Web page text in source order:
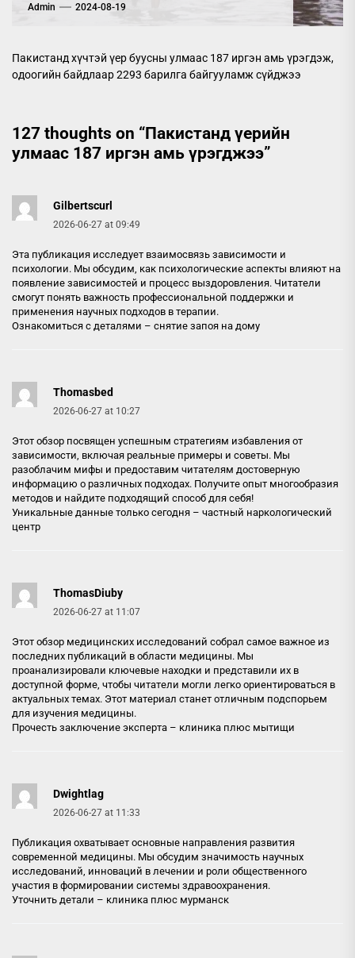
Admin 2024-08-19
Пакистанд хүчтэй үер буусны улмаас 187 иргэн амь үрэгдэж,
одоогийн байдлаар 2293 барилга байгууламж сүйджээ
127 thoughts on “Пакистанд үерийн
улмаас 187 иргэн амь үрэгджээ”
Gilbertscurl
2026-06-27 at 09:49
Эта публикация исследует взаимосвязь зависимости и
психологии. Мы обсудим, как психологические аспекты влияют на
появление зависимостей и процесс выздоровления. Читатели
смогут понять важность профессиональной поддержки и
применения научных подходов в терапии.
Ознакомиться с деталями – снятие запоя на дому
Thomasbed
2026-06-27 at 10:27
Этот обзор посвящен успешным стратегиям избавления от
зависимости, включая реальные примеры и советы. Мы
разоблачим мифы и предоставим читателям достоверную
информацию о различных подходах. Получите опыт многообразия
методов и найдите подходящий способ для себя!
Уникальные данные только сегодня – частный наркологический
центр
ThomasDiuby
2026-06-27 at 11:07
Этот обзор медицинских исследований собрал самое важное из
последних публикаций в области медицины. Мы
проанализировали ключевые находки и представили их в
доступной форме, чтобы читатели могли легко ориентироваться в
актуальных темах. Этот материал станет отличным подспорьем
для изучения медицины.
Прочесть заключение эксперта – клиника плюс мытищи
Dwightlag
2026-06-27 at 11:33
Публикация охватывает основные направления развития
современной медицины. Мы обсудим значимость научных
исследований, инноваций в лечении и роли общественного
участия в формировании системы здравоохранения.
Уточнить детали – клиника плюс мурманск